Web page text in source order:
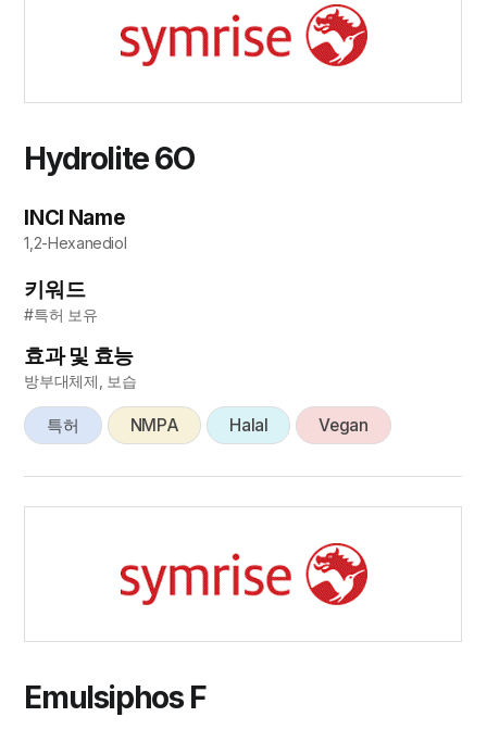
Hydrolite 6O
INCI Name
1,2-Hexanediol
키워드
#특허 보유
효과 및 효능
방부대체제, 보습
특허 NMPA Halal Vegan
Emulsiphos F